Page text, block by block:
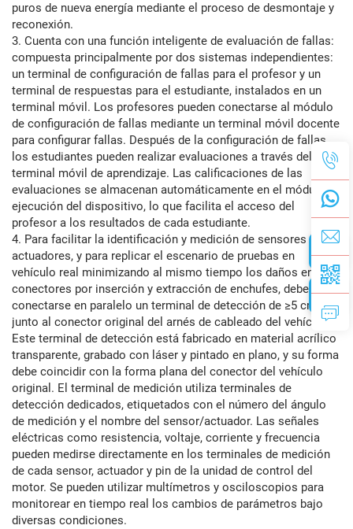
puros de nueva energía mediante el proceso de desmontaje y
reconexión.
3. Cuenta con una función inteligente de evaluación de fallas:
compuesta principalmente por dos sistemas independientes:
un terminal de configuración de fallas para el profesor y un
terminal de respuestas para el estudiante, instalados en un
terminal móvil. Los profesores pueden conectarse al módulo
de configuración de fallas mediante un terminal móvil docente
para configurar fallas. Después de la configuración de fallas,
los estudiantes pueden realizar evaluaciones a través del
terminal móvil de aprendizaje. Las calificaciones de las
evaluaciones se almacenan automáticamente en el módulo de
ejecución del dispositivo, lo que facilita el acceso del
profesor a los resultados de cada estudiante.
4. Para facilitar la identificación y medición de sensores y
actuadores, y para replicar el escenario de pruebas en
vehículo real minimizando al mismo tiempo los daños en los
conectores por inserción y extracción de enchufes, debe
conectarse en paralelo un terminal de detección de ≥5 cm
junto al conector original del arnés de cableado del vehículo.
Este terminal de detección está fabricado en material acrílico
transparente, grabado con láser y pintado en plano, y su forma
debe coincidir con la forma plana del conector del vehículo
original. El terminal de medición utiliza terminales de
detección dedicados, etiquetados con el número del ángulo
de medición y el nombre del sensor/actuador. Las señales
eléctricas como resistencia, voltaje, corriente y frecuencia
pueden medirse directamente en los terminales de medición
de cada sensor, actuador y pin de la unidad de control del
motor. Se pueden utilizar multímetros y osciloscopios para
monitorear en tiempo real los cambios de parámetros bajo
diversas condiciones.